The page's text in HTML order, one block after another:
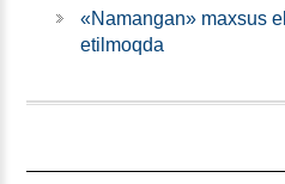
«Namangan» maхsus
etilmoqda